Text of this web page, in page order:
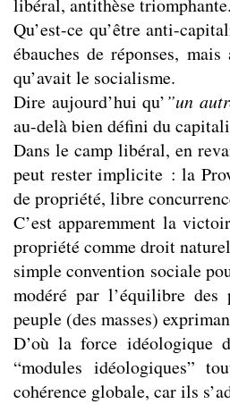
libéral, antithèse triomphante.
Qu’est-ce qu’être anti-
ébauches de réponses,
qu’avait le socialisme.
Dire aujourd’hui qu’”un
au-delà bien défini du
Dans le camp libéral, en
peut rester implicite : la
de propriété, libre
C’est apparemment la
propriété comme droit
simple convention sociale
modéré par l’équilibre
peuple (des masses)
D’où la force idéologique
“modules idéologiques”
cohérence globale, car ils